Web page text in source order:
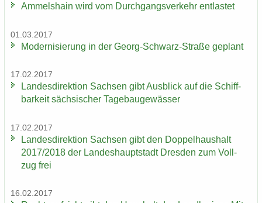
Am­mels­hain wird vom Durch­gangs­ver­kehr ent­las­tet
01.03.2017
Mo­der­ni­sie­rung in der Georg-​Schwarz-Straße ge­plant
17.02.2017
Lan­des­di­rek­ti­on Sach­sen gibt Aus­blick auf die Schiff­
bar­keit säch­si­scher Ta­ge­bau­ge­wäs­ser
17.02.2017
Lan­des­di­rek­ti­on Sach­sen gibt den Dop­pel­haus­halt
2017/2018 der Lan­des­haupt­stadt Dres­den zum Voll­
zug frei
16.02.2017